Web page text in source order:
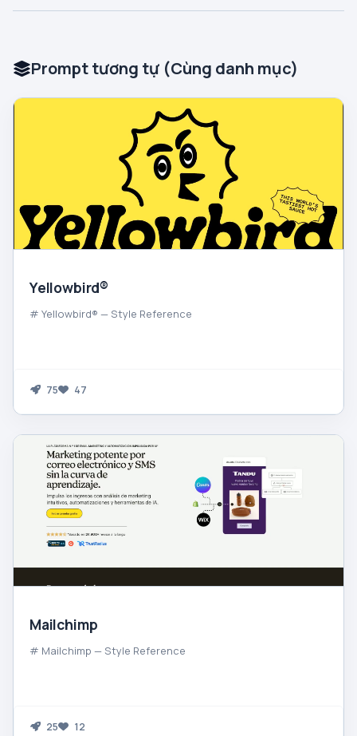
Prompt tương tự (Cùng danh mục)
Yellowbird®
# Yellowbird® — Style Reference
75 47
Mailchimp
# Mailchimp — Style Reference
25 12